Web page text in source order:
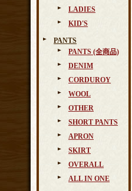
LADIES
KID'S
PANTS
PANTS (全商品)
DENIM
CORDUROY
WOOL
OTHER
SHORT PANTS
APRON
SKIRT
OVERALL
ALL IN ONE